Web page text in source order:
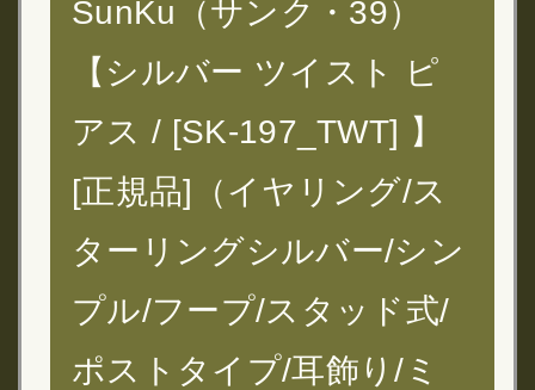
SunKu（サンク・39）
【シルバー ツイスト ピ
アス / [SK-197_TWT] 】
[正規品]（イヤリング/ス
ターリングシルバー/シン
プル/フープ/スタッド式/
ポストタイプ/耳飾り/ミ